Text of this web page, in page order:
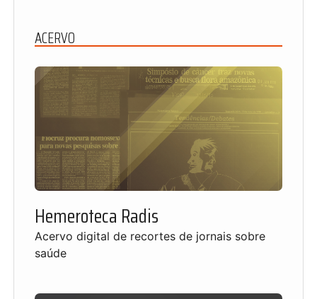
ACERVO
Hemeroteca Radis
Acervo digital de recortes de jornais sobre
saúde